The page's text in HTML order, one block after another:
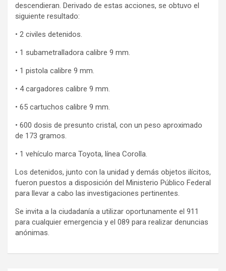
descendieran. Derivado de estas acciones, se obtuvo el
siguiente resultado:
• 2 civiles detenidos.
• 1 subametralladora calibre 9 mm.
• 1 pistola calibre 9 mm.
• 4 cargadores calibre 9 mm.
• 65 cartuchos calibre 9 mm.
• 600 dosis de presunto cristal, con un peso aproximado
de 173 gramos.
• 1 vehículo marca Toyota, línea Corolla.
Los detenidos, junto con la unidad y demás objetos ilícitos,
fueron puestos a disposición del Ministerio Público Federal
para llevar a cabo las investigaciones pertinentes.
Se invita a la ciudadanía a utilizar oportunamente el 911
para cualquier emergencia y el 089 para realizar denuncias
anónimas.